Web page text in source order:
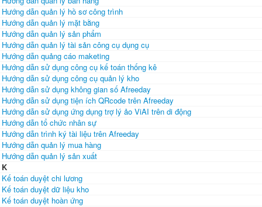
Hướng dẫn quản lý hồ sơ công trình
Hướng dẫn quản lý mặt bằng
Hướng dẫn quản lý sản phẩm
Hướng dẫn quản lý tài sản công cụ dụng cụ
Hướng dẫn quảng cáo maketing
Hướng dẫn sử dụng công cụ kế toán thống kê
Hướng dẫn sử dụng công cụ quản lý kho
Hướng dẫn sử dụng không gian số Afreeday
Hướng dẫn sử dụng tiện ích QRcode trên Afreeday
Hướng dẫn sử dụng ứng dụng trợ lý ảo ViAI trên di động
Hướng dẫn tổ chức nhân sự
Hướng dẫn trình ký tài liệu trên Afreeday
Hướng dẫn quản lý mua hàng
Hướng dẫn quản lý sản xuất
K
Kế toán duyệt chi lương
Kế toán duyệt dữ liệu kho
Kế toán duyệt hoàn ứng